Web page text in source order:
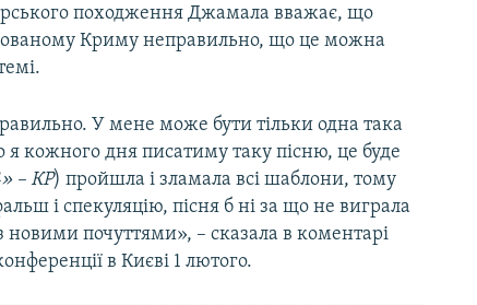
походження Джамала вважає, що
Криму неправильно, що це можна
У мене може бути тільки одна така
я кожного дня писатиму таку пісню, це буде
– КР) пройшла і зламала всі шаблони, тому
і спекуляцію, пісня б ні за що не виграла
почуттями», – сказала в коментарі
в Києві 1 лютого.